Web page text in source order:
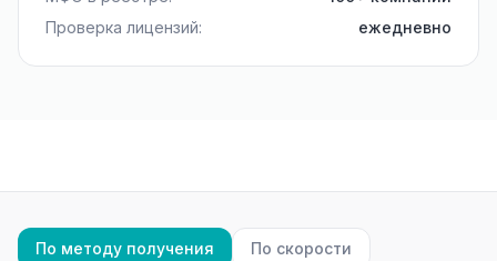
Проверка лицензий:
ежедневно
По методу получения По скорости